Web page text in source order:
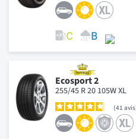
Ecosport 2
255/45 R 20 105W XL
41 avis